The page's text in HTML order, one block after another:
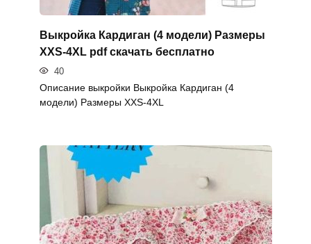
Выкройка Кардиган (4 модели) Размеры
XXS-4XL pdf скачать бесплатно
40
Описание выкройки Выкройка Кардиган (4
модели) Размеры XXS-4XL